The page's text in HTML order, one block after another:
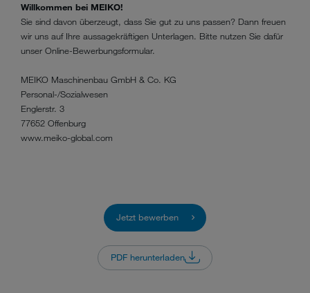
Willkommen bei MEIKO!
Sie sind davon überzeugt, dass Sie gut zu uns passen? Dann freuen
wir uns auf Ihre aussagekräftigen Unterlagen. Bitte nutzen Sie dafür
unser Online-Bewerbungsformular.
MEIKO Maschinenbau GmbH & Co. KG
Personal-/Sozialwesen
Englerstr. 3
77652 Offenburg
www.meiko-global.com
Jetzt bewerben
PDF herunterladen